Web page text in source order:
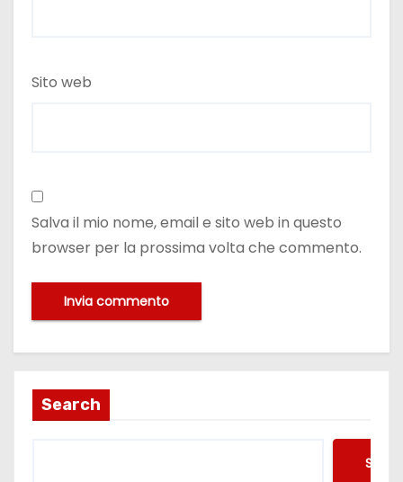
Sito web
Salva il mio nome, email e sito web in questo
browser per la prossima volta che commento.
Search